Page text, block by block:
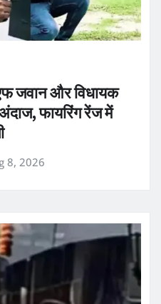
जवान और विधायक
अंदाज, फायरिंग रेंज में
8, 2026